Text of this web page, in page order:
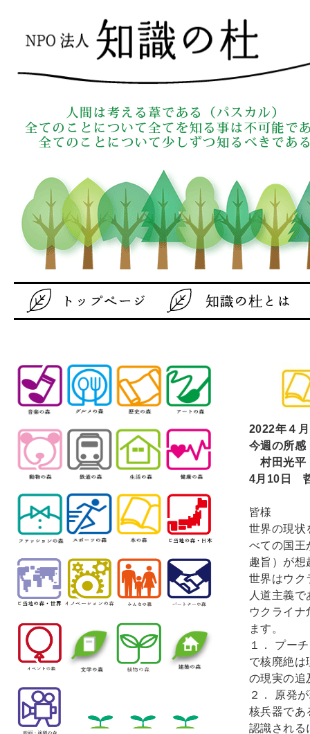
2022年４
今週の所感
村田光平
4月10日
皆様
世界の現状
べての国王
趣旨）が想
世界はウク
人道主義
ウクライ
ます。
１． プー
で核廃絶は
の現実の追
２． 原発
核兵器であ
認識される